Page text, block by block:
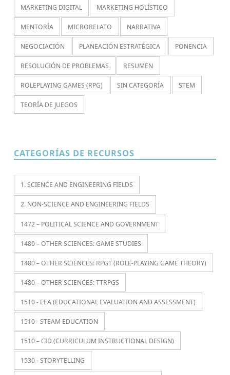
MARKETING DIGITAL MARKETING HOLÍSTICO
MENTORÍA MICRORELATO NARRATIVA
NEGOCIACIÓN PLANEACIÓN ESTRATÉGICA PONENCIA
RESOLUCIÓN DE PROBLEMAS RESUMEN
ROLEPLAYING GAMES (RPG) SIN CATEGORÍA STEM
TEORÍA DE JUEGOS
CATEGORÍAS DE RECURSOS
1. SCIENCE AND ENGINEERING FIELDS
2. NON-SCIENCE AND ENGINEERING FIELDS
1472 – POLITICAL SCIENCE AND GOVERNMENT
1480 – OTHER SCIENCES: GAME STUDIES
1480 – OTHER SCIENCES: RPGT (ROLE-PLAYING GAME THEORY)
1480 – OTHER SCIENCES: TTRPGS
1510 - EEA (EDUCATIONAL EVALUATION AND ASSESSMENT)
1510 - STEAM EDUCATION
1510 – CID (CURRICULUM INSTRUCTIONAL DESIGN)
1530 - STORYTELLING